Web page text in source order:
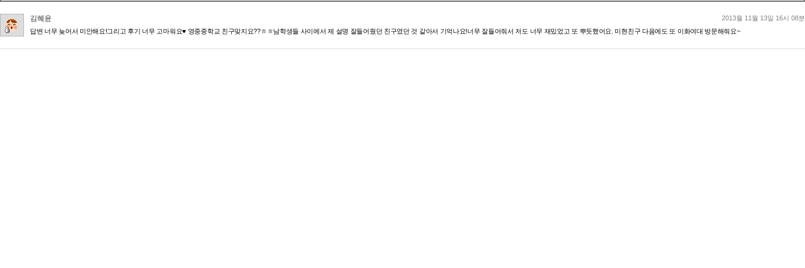
김혜윤
2013월 11월 13일 16시 08분
답변 너무 늦어서 미안해요!그리고 후기 너무 고마워요♥ 영중중학교 친구맞지요??ㅎㅎ남학생들 사이에서 제 설명 잘들어줬던 친구였던 것 같아서 기억나요!너무 잘들어줘서 저도 너무 재밌었고 또 뿌듯했어요. 미현친구 다음에도 또 이화여대 방문해줘요~